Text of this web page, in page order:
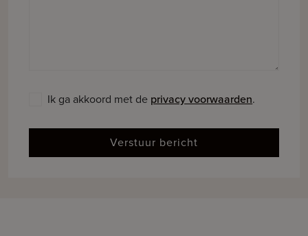
Ik ga akkoord met de privacy voorwaarden.
Verstuur bericht